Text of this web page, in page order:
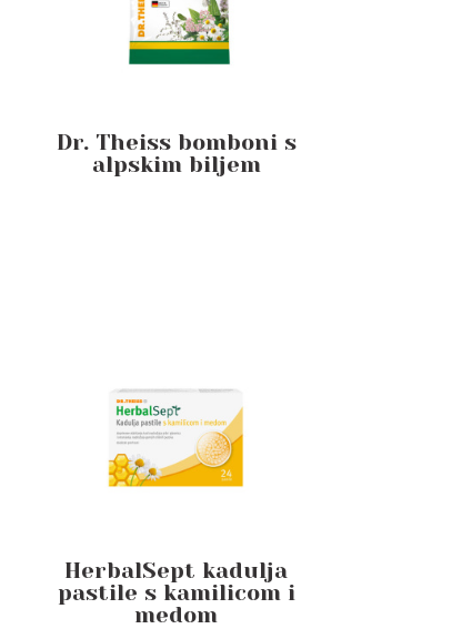
Dr. Theiss bomboni s
alpskim biljem
HerbalSept kadulja
pastile s kamilicom i
medom